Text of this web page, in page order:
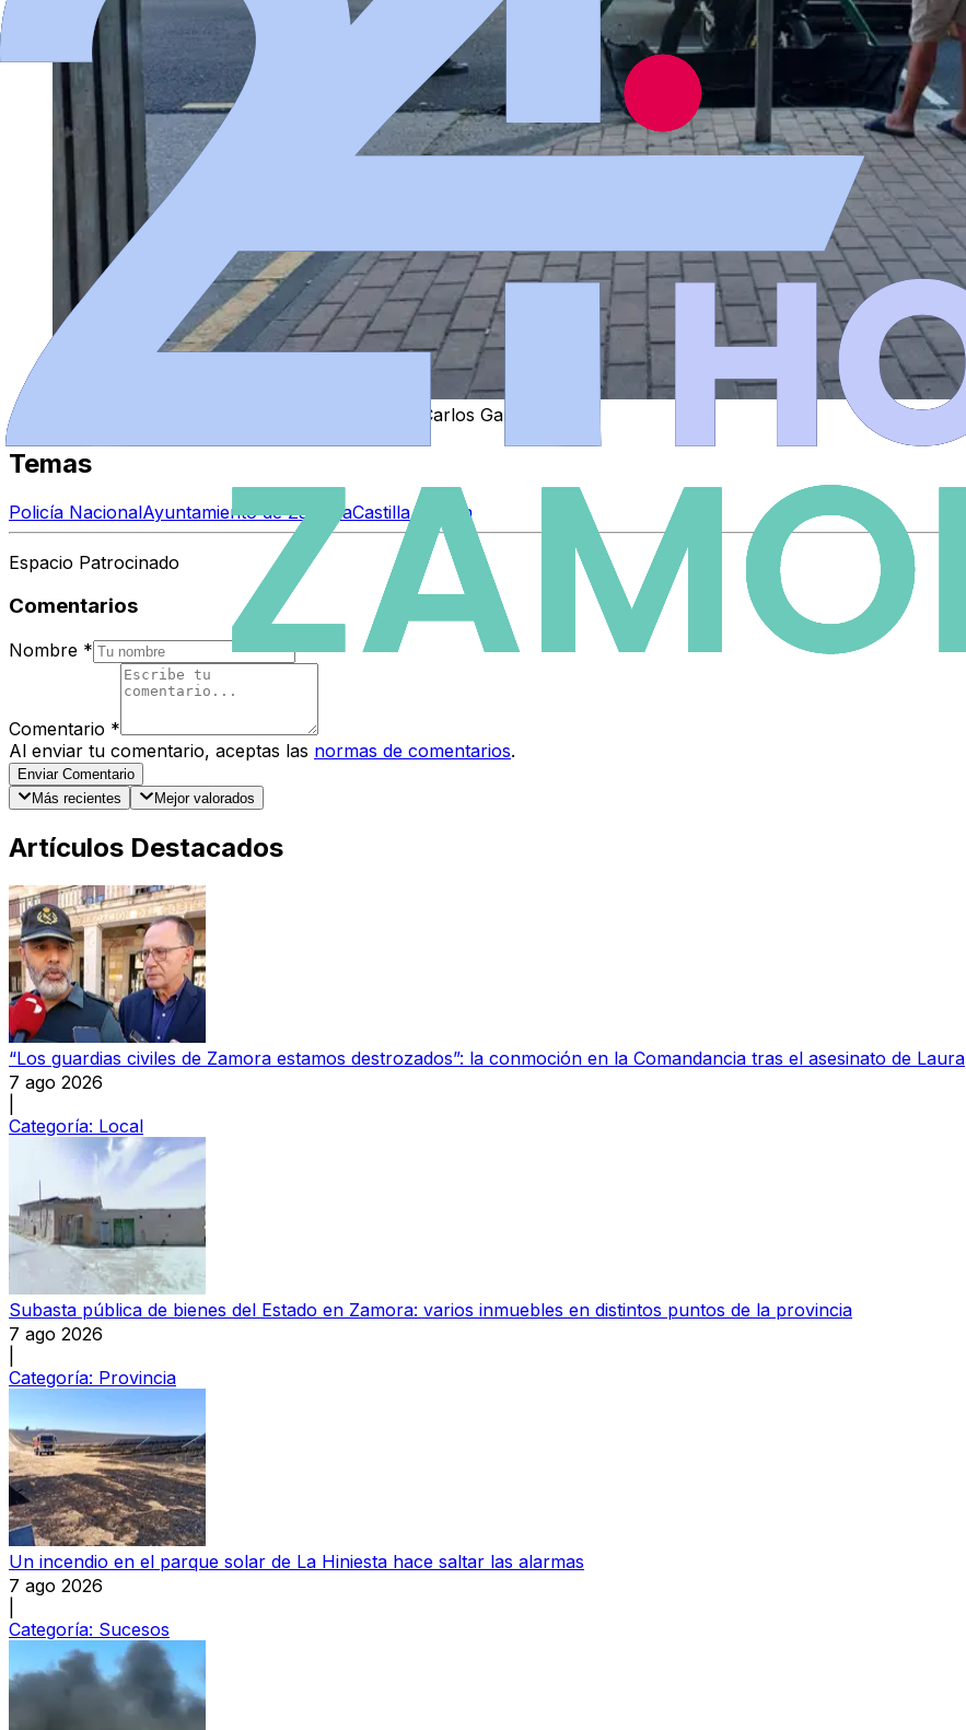
Imagen del operativo tras el accidente Foto: Carlos García
Temas
Policía NacionalAyuntamiento de ZamoraCastilla y León
Espacio Patrocinado
Comentarios
Nombre *
Comentario *
Al enviar tu comentario, aceptas las normas de comentarios.
Enviar Comentario
Más recientes
Mejor valorados
Artículos Destacados
“Los guardias civiles de Zamora estamos destrozados”: la conmoción en la Comandancia tras el asesinato de Laura
7 ago 2026
Categoría: Local
Subasta pública de bienes del Estado en Zamora: varios inmuebles en distintos puntos de la provincia
7 ago 2026
Categoría: Provincia
Un incendio en el parque solar de La Hiniesta hace saltar las alarmas
7 ago 2026
Categoría: Sucesos